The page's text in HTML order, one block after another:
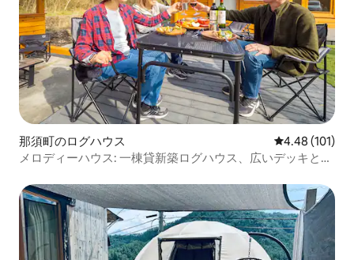
那須町のログハウス レビュー101
4.48 (101)
メロディーハウス: 一棟貸新築ログハウス、広いデッキと